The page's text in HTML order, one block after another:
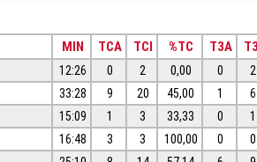
MIN TCA TCI %TC T3A
12:26 0 2 0,00 0
2
33:28 9 20 45,00 1
6
15:09 1 3 33,33 0
1
16:48 3 3 100,00 0
0